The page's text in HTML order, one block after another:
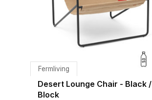
Fermliving
Desert Lounge Chair - Black /
Block